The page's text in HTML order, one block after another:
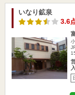
いなり鉱泉
3.6